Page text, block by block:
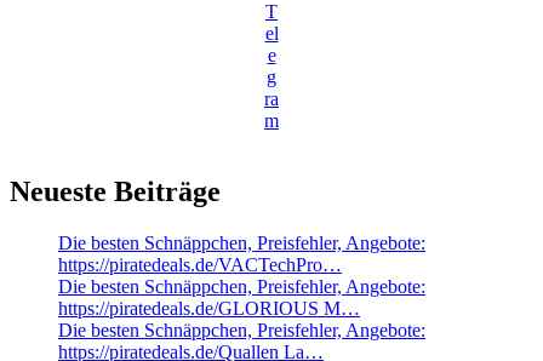
T
el
e
g
ra
m
Neueste Beiträge
Die besten Schnäppchen, Preisfehler, Angebote:
https://piratedeals.de/VACTechPro…
Die besten Schnäppchen, Preisfehler, Angebote:
https://piratedeals.de/GLORIOUS M…
Die besten Schnäppchen, Preisfehler, Angebote:
https://piratedeals.de/Quallen La…